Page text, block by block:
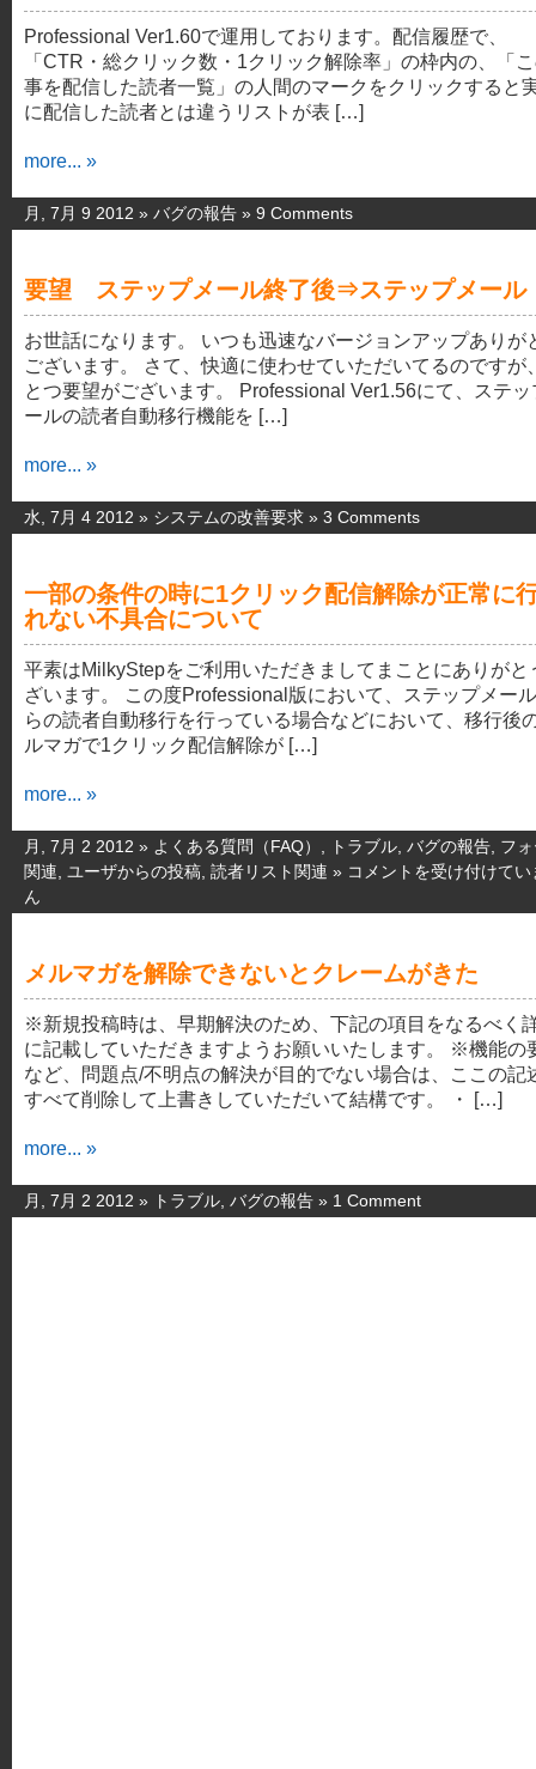
Professional Ver1.60で運用しております。配信履歴で、
「CTR・総クリック数・1クリック解除率」の枠内の、「
事を配信した読者一覧」の人間のマークをクリックすると
に配信した読者とは違うリストが表 […]
more... »
月, 7月 9 2012 » バグの報告 » 9 Comments
要望 ステップメール終了後⇒ステップメール
お世話になります。 いつも迅速なバージョンアップありが
ございます。 さて、快適に使わせていただいてるのですが
とつ要望がございます。 Professional Ver1.56にて、ステッ
ールの読者自動移行機能を […]
more... »
水, 7月 4 2012 » システムの改善要求 » 3 Comments
一部の条件の時に1クリック配信解除が正常に
れない不具合について
平素はMilkyStepをご利用いただきましてまことにありがと
ざいます。 この度Professional版において、ステップメー
らの読者自動移行を行っている場合などにおいて、移行後
ルマガで1クリック配信解除が […]
more... »
月, 7月 2 2012 » よくある質問（FAQ） トラブル バグの報告 フ
関連
ユーザからの投稿 読者リスト関連 » 一
件
の
時
に
1
ク
配
信
コメントを受け付けてい
ん
メルマガを解除できないとクレームがきた
※新規投稿時は、早期解決のため、下記の項目をなるべく
に記載していただきますようお願いいたします。 ※機能の
など、問題点/不明点の解決が目的でない場合は、ここの記
すべて削除して上書きしていただいて結構です。 ・ […]
more... »
月, 7月 2 2012 » トラブル バグの報告 » 1 Comment